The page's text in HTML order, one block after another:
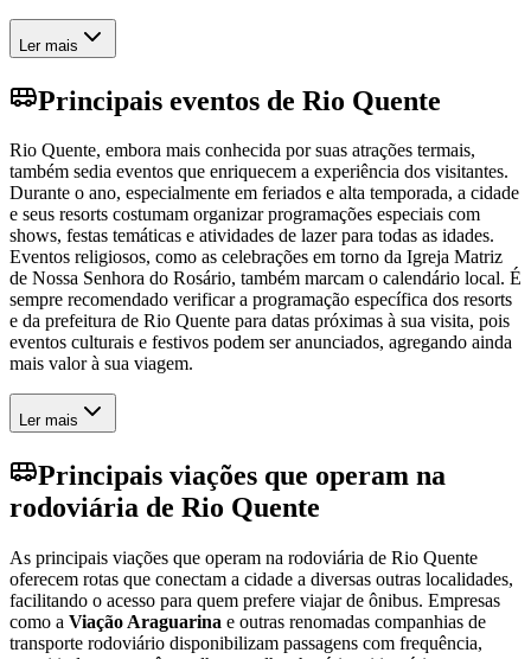
Ler mais
Principais eventos de Rio Quente
Rio Quente, embora mais conhecida por suas atrações termais,
também sedia eventos que enriquecem a experiência dos visitantes.
Durante o ano, especialmente em feriados e alta temporada, a cidade
e seus resorts costumam organizar programações especiais com
shows, festas temáticas e atividades de lazer para todas as idades.
Eventos religiosos, como as celebrações em torno da Igreja Matriz
de Nossa Senhora do Rosário, também marcam o calendário local. É
sempre recomendado verificar a programação específica dos resorts
e da prefeitura de Rio Quente para datas próximas à sua visita, pois
eventos culturais e festivos podem ser anunciados, agregando ainda
mais valor à sua viagem.
Ler mais
Principais viações que operam na
rodoviária de Rio Quente
As principais viações que operam na rodoviária de Rio Quente
oferecem rotas que conectam a cidade a diversas outras localidades,
facilitando o acesso para quem prefere viajar de ônibus. Empresas
como a Viação Araguarina e outras renomadas companhias de
transporte rodoviário disponibilizam passagens com frequência,